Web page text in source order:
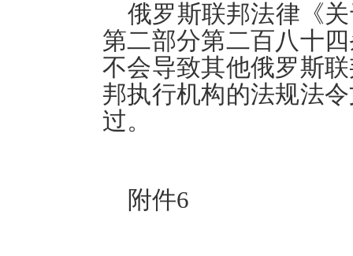
俄罗斯联邦法律《
第二部分第二百八十
不会导致其他俄罗斯
邦执行机构的法规法
过。
附件6